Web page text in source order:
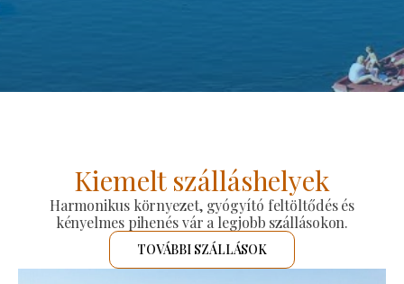
Kiemelt szálláshelyek
Harmonikus környezet, gyógyító feltöltődés és
kényelmes pihenés vár a legjobb szállásokon.
TOVÁBBI SZÁLLÁSOK